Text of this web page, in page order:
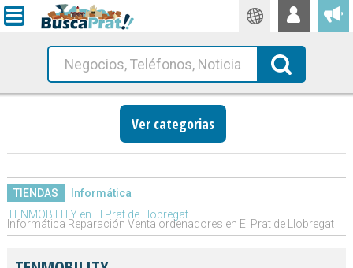
Traductor
Busca!
Ver categorias
TIENDAS
Informática
TENMOBILITY en El Prat de Llobregat
Informática Reparación Venta ordenadores en El Prat de Llobregat